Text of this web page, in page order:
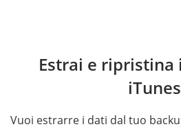
Estrai e ripristina
iTunes
Vuoi estrarre i dati dal tuo